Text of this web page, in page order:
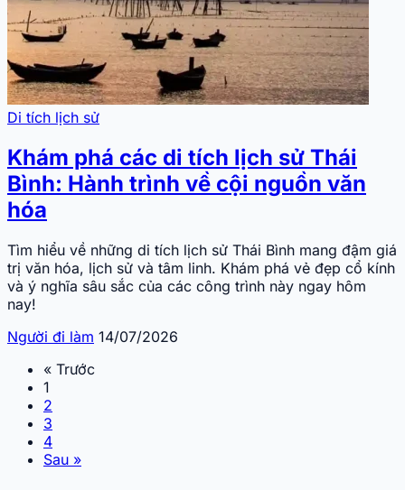
Di tích lịch sử
Khám phá các di tích lịch sử Thái
Bình: Hành trình về cội nguồn văn
hóa
Tìm hiểu về những di tích lịch sử Thái Bình mang đậm giá
trị văn hóa, lịch sử và tâm linh. Khám phá vẻ đẹp cổ kính
và ý nghĩa sâu sắc của các công trình này ngay hôm
nay!
Người đi làm 14/07/2026
« Trước
1
2
3
4
Sau »